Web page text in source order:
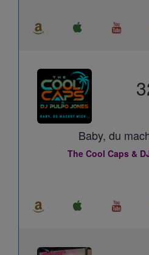
Baby, du
The Cool Caps &